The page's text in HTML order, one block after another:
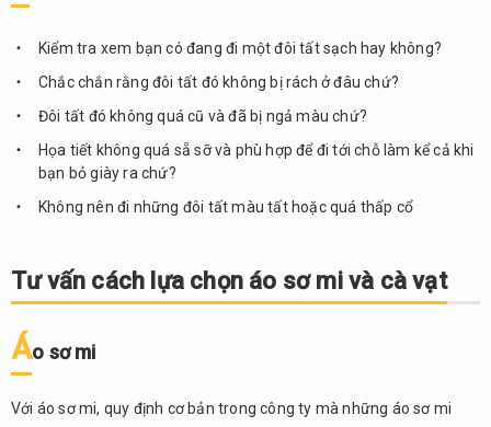
Kiểm tra xem bạn có đang đi một đôi tất sạch hay không?
Chắc chắn rằng đôi tất đó không bị rách ở đâu chứ?
Đôi tất đó không quá cũ và đã bị ngả màu chứ?
Họa tiết không quá sẵ sỡ và phù hợp để đi tới chỗ làm kể cả khi
bạn bỏ giày ra chứ?
Không nên đi những đôi tất màu tất hoặc quá thấp cổ
Tư vấn cách lựa chọn áo sơ mi và cà vạt
Áo sơ mi
Với áo sơ mi, quy định cơ bản trong công ty mà những áo sơ mi